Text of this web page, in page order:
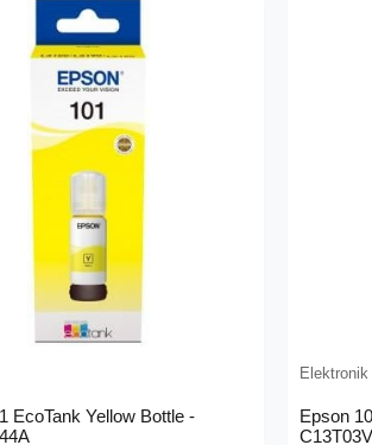
EcoTank Yellow Bottle -
Elektronik
Epson